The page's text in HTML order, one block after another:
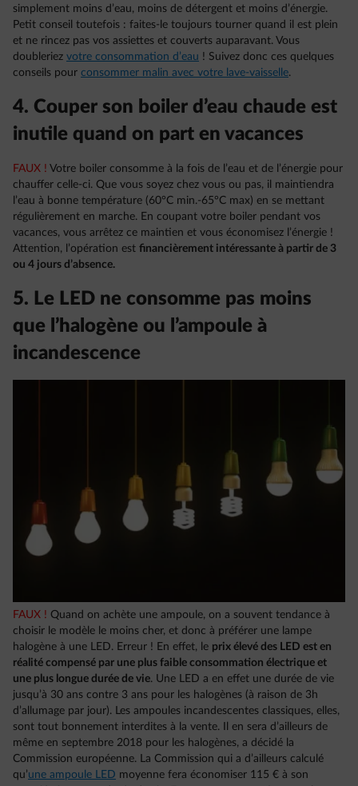
simplement moins d’eau, moins de détergent et moins d’énergie.
Petit conseil toutefois : faites-le toujours tourner quand il est plein
et ne rincez pas vos assiettes et couverts auparavant. Vous
doubleriez votre consommation d’eau ! Suivez donc ces quelques
conseils pour consommer malin avec votre lave-vaisselle.
4. Couper son boiler d’eau chaude est
inutile quand on part en vacances
FAUX ! Votre boiler consomme à la fois de l’eau et de l’énergie pour
chauffer celle-ci. Que vous soyez chez vous ou pas, il maintiendra
l’eau à bonne température (60°C min.-65°C max) en se mettant
régulièrement en marche. En coupant votre boiler pendant vos
vacances, vous arrêtez ce maintien et vous économisez l’énergie !
Attention, l’opération est financièrement intéressante à partir de 3
ou 4 jours d’absence.
5. Le LED ne consomme pas moins
que l’halogène ou l’ampoule à
incandescence
FAUX ! Quand on achète une ampoule, on a souvent tendance à
choisir le modèle le moins cher, et donc à préférer une lampe
halogène à une LED. Erreur ! En effet, le prix élevé des LED est en
réalité compensé par une plus faible consommation électrique et
une plus longue durée de vie. Une LED a en effet une durée de vie
jusqu’à 30 ans contre 3 ans pour les halogènes (à raison de 3h
d’allumage par jour). Les ampoules incandescentes classiques, elles,
sont tout bonnement interdites à la vente. Il en sera d’ailleurs de
même en septembre 2018 pour les halogènes, a décidé la
Commission européenne. La Commission qui a d’ailleurs calculé
qu’une ampoule LED moyenne fera économiser 115 € à son